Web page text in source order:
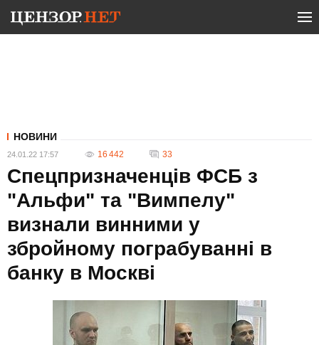
НОВИНИ
24.01.22 17:57 16 442 33
Спецпризначенців ФСБ з
"Альфи" та "Вимпелу"
визнали винними у
збройному пограбуванні в
банку в Москві